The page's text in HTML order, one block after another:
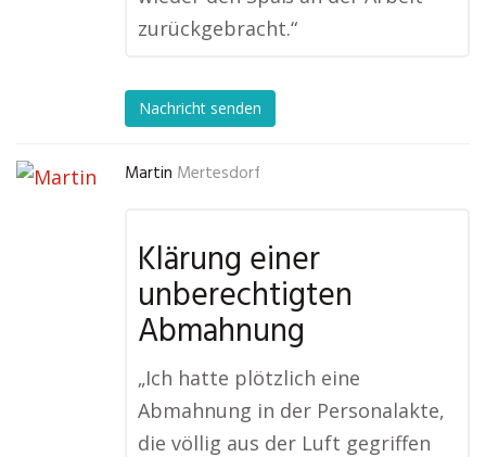
zurückgebracht.“
Nachricht senden
Martin Mertesdorf
Klärung einer
unberechtigten
Abmahnung
„Ich hatte plötzlich eine
Abmahnung in der Personalakte,
die völlig aus der Luft gegriffen